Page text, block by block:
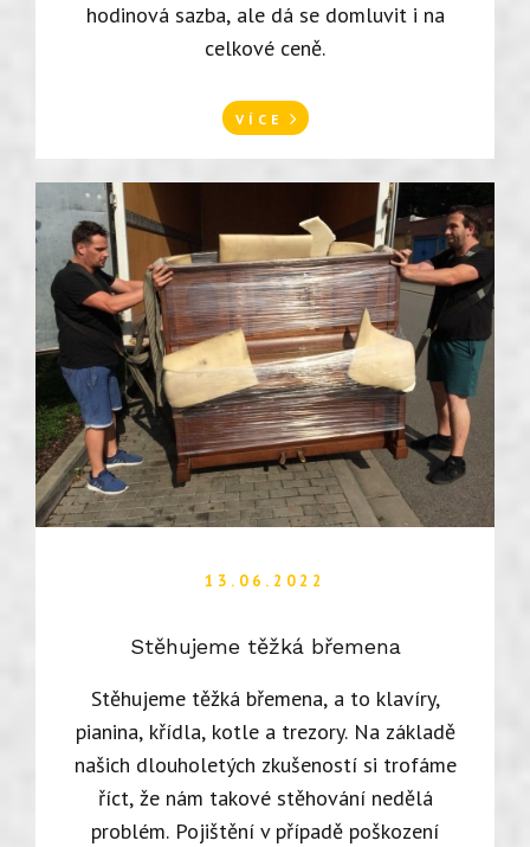
hodinová sazba, ale dá se domluvit i na
celkové ceně.
VÍCE
13.06.2022
Stěhujeme těžká břemena
Stěhujeme těžká břemena, a to klavíry,
pianina, křídla, kotle a trezory. Na základě
našich dlouholetých zkušeností si trofáme
říct, že nám takové stěhování nedělá
problém. Pojištění v případě poškození